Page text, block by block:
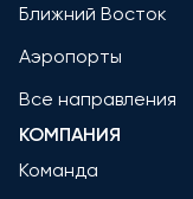
Ближний Восток
Аэропорты
Все направления
КОМПАНИЯ
Команда